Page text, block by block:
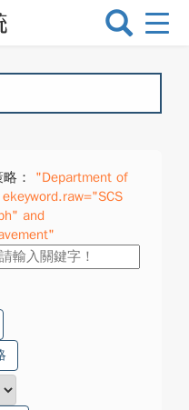
選
換
：
"Department of
and